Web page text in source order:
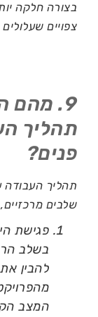
בצורה חלקה
צפויים
9. מהם
תהליך
פנים?
תהליך
שלבים
פגישת
בשלב
להבין
המצב